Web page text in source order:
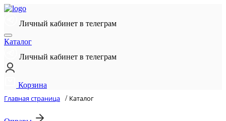
Личный кабинет в телеграм
Каталог
Личный кабинет в телеграм
Корзина
Главная страница / Каталог